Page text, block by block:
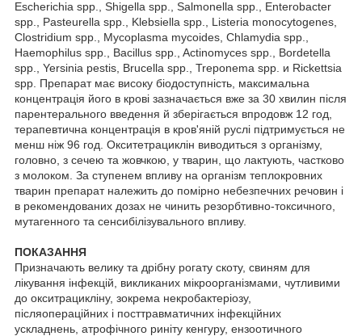
Escherichia spp., Shigella spp., Salmonella spp., Enterobacter
spp., Pasteurella spp., Klebsiella spp., Listeria monocytogenes,
Clostridium spp., Mycoplasma mycoides, Chlamydia spp.,
Haemophilus spp., Bacillus spp., Actinomyces spp., Bordetella
spp., Yersinia pestis, Brucella spp., Treponema spp. и Rickettsia
spp. Препарат має високу біодоступність, максимальна
концентрація його в крові зазначається вже за 30 хвилин після
парентерального введення й зберігається впродовж 12 год,
терапевтична концентрація в кров'яній руслі підтримується не
менш ніж 96 год. Окситетрациклін виводиться з організму,
головно, з сечею та жовчкою, у тварин, що лактують, частково
з молоком. За ступенем впливу на організм теплокровних
тварин препарат належить до помірно небезпечних речовин і
в рекомендованих дозах не чинить резорбтивно-токсичного,
мутагенного та сенсибілізувального впливу.
ПОКАЗАННЯ
Призначають велику та дрібну рогату скоту, свиням для
лікування інфекцій, викликаних мікроорганізмами, чутливими
до окситрацикліну, зокрема некробактеріозу,
післяопераційних і посттравматичних інфекційних
ускладнень, атрофічного риніту кенгуру, ензоотичного